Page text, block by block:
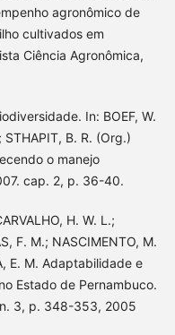
agronômico de
cultivados em
Ciência Agronômica,
In: BOEF, W.
STHAPIT, B. R. (Org.)
o manejo
cap. 2, p. 36-40.
H. W. L.;
F. M.; NASCIMENTO, M.
E. M. Adaptabilidade e
Estado de Pernambuco.
3, p. 348-353, 2005